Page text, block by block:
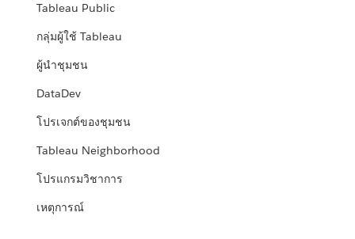
Tableau Public
กลุ่มผู้ใช้ Tableau
ผู้นำชุมชน
DataDev
โปรเจกต์ของชุมชน
Tableau Neighborhood
โปรแกรมวิชาการ
เหตุการณ์